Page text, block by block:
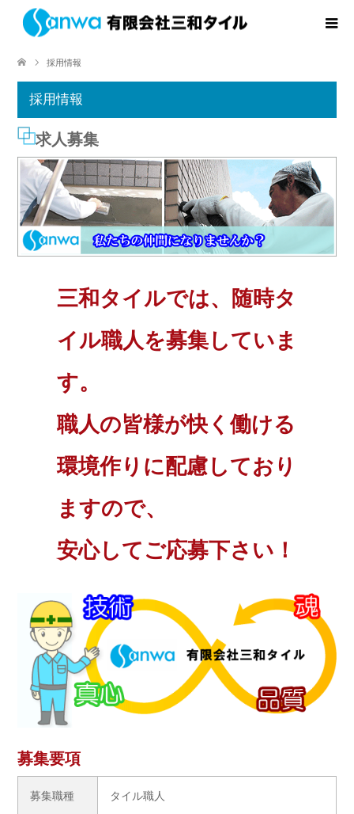
採用情報
採用情報
求人募集
三和タイルでは、随時タ
イル職人を募集していま
す。
職人の皆様が快く働ける
環境作りに配慮しており
ますので、
安心してご応募下さい！
募集要項
募集職種 タイル職人